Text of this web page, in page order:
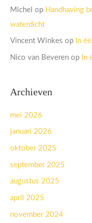
Michel op Handhaving
waterdicht
Vincent Winkes op In
Nico van Beveren op In
Archieven
mei 2026
januari 2026
oktober 2025
september 2025
augustus 2025
april 2025
november 2024